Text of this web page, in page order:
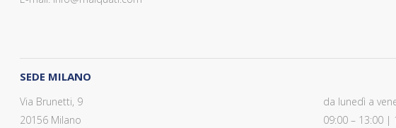
SEDE MILANO
Via Brunetti, 9
20156 Milano
da lunedì a
09:00 – 13:00 |